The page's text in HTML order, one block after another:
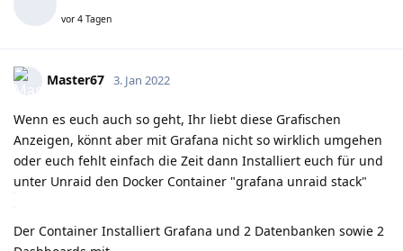
vor 4 Tagen
Master67 3. Jan 2022
Wenn es euch auch so geht, Ihr liebt diese Grafischen
Anzeigen, könnt aber mit Grafana nicht so wirklich umgehen
oder euch fehlt einfach die Zeit dann Installiert euch für und
unter Unraid den Docker Container "grafana unraid stack"
Der Container Installiert Grafana und 2 Datenbanken sowie 2